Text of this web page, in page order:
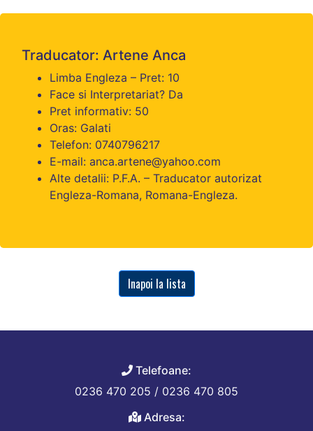
Traducator: Artene Anca
Limba Engleza – Pret: 10
Face si Interpretariat? Da
Pret informativ: 50
Oras: Galati
Telefon: 0740796217
E-mail: anca.artene@yahoo.com
Alte detalii: P.F.A. – Traducator autorizat
Engleza-Romana, Romana-Engleza.
Inapoi la lista
Telefoane:
0236 470 205 / 0236 470 805
Adresa: